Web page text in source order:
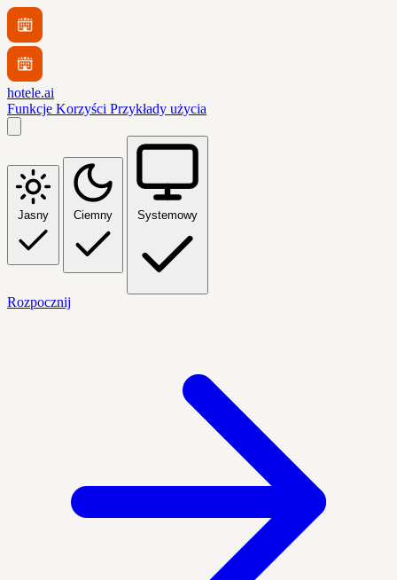
hotele.ai
Funkcje Korzyści Przykłady użycia
Jasny Ciemny Systemowy
Rozpocznij